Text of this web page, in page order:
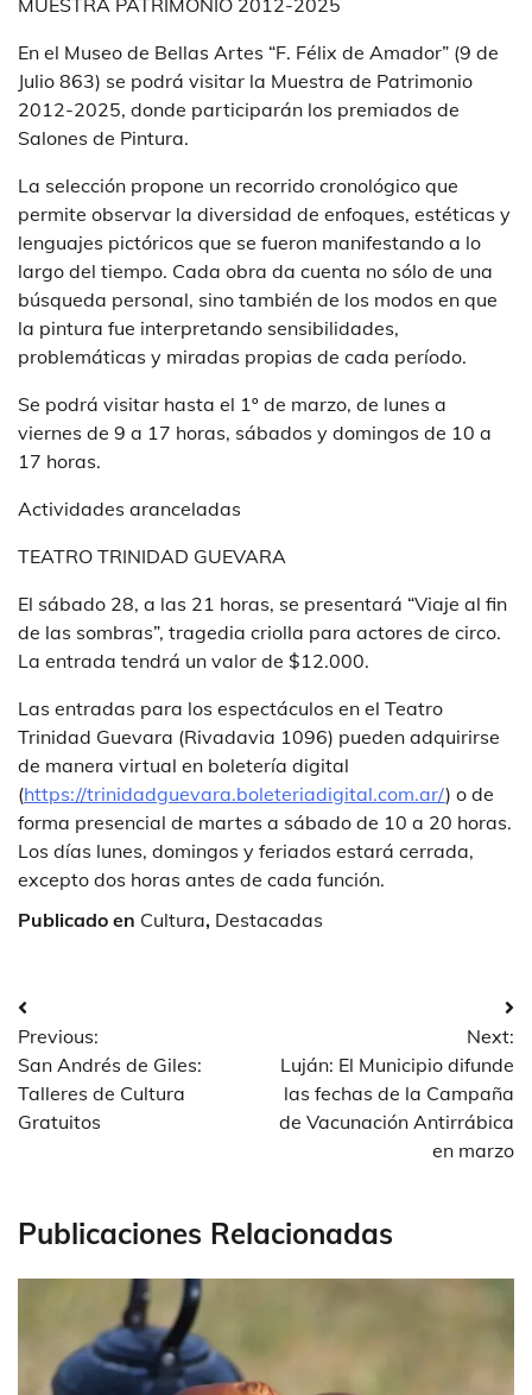
MUESTRA PATRIMONIO 2012-2025
En el Museo de Bellas Artes “F. Félix de Amador” (9 de
Julio 863) se podrá visitar la Muestra de Patrimonio
2012-2025, donde participarán los premiados de
Salones de Pintura.
La selección propone un recorrido cronológico que
permite observar la diversidad de enfoques, estéticas y
lenguajes pictóricos que se fueron manifestando a lo
largo del tiempo. Cada obra da cuenta no sólo de una
búsqueda personal, sino también de los modos en que
la pintura fue interpretando sensibilidades,
problemáticas y miradas propias de cada período.
Se podrá visitar hasta el 1º de marzo, de lunes a
viernes de 9 a 17 horas, sábados y domingos de 10 a
17 horas.
Actividades aranceladas
TEATRO TRINIDAD GUEVARA
El sábado 28, a las 21 horas, se presentará “Viaje al fin
de las sombras”, tragedia criolla para actores de circo.
La entrada tendrá un valor de $12.000.
Las entradas para los espectáculos en el Teatro
Trinidad Guevara (Rivadavia 1096) pueden adquirirse
de manera virtual en boletería digital
(https://trinidadguevara.boleteriadigital.com.ar/) o de
forma presencial de martes a sábado de 10 a 20 horas.
Los días lunes, domingos y feriados estará cerrada,
excepto dos horas antes de cada función.
Publicado en Cultura, Destacadas
Navegación
de
entradas
Previous:
San Andrés de Giles:
Talleres de Cultura
Gratuitos
Next:
Luján: El Municipio difunde
las fechas de la Campaña
de Vacunación Antirrábica
en marzo
Publicaciones Relacionadas